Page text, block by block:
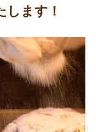
ます！